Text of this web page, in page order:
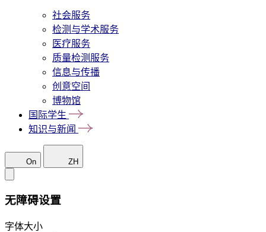
社会服务
检测与学术服务
医疗服务
质量检测服务
信息与传播
创意空间
博物馆
国际学生
知识与新闻
On ZH
无障碍设置
字体大小